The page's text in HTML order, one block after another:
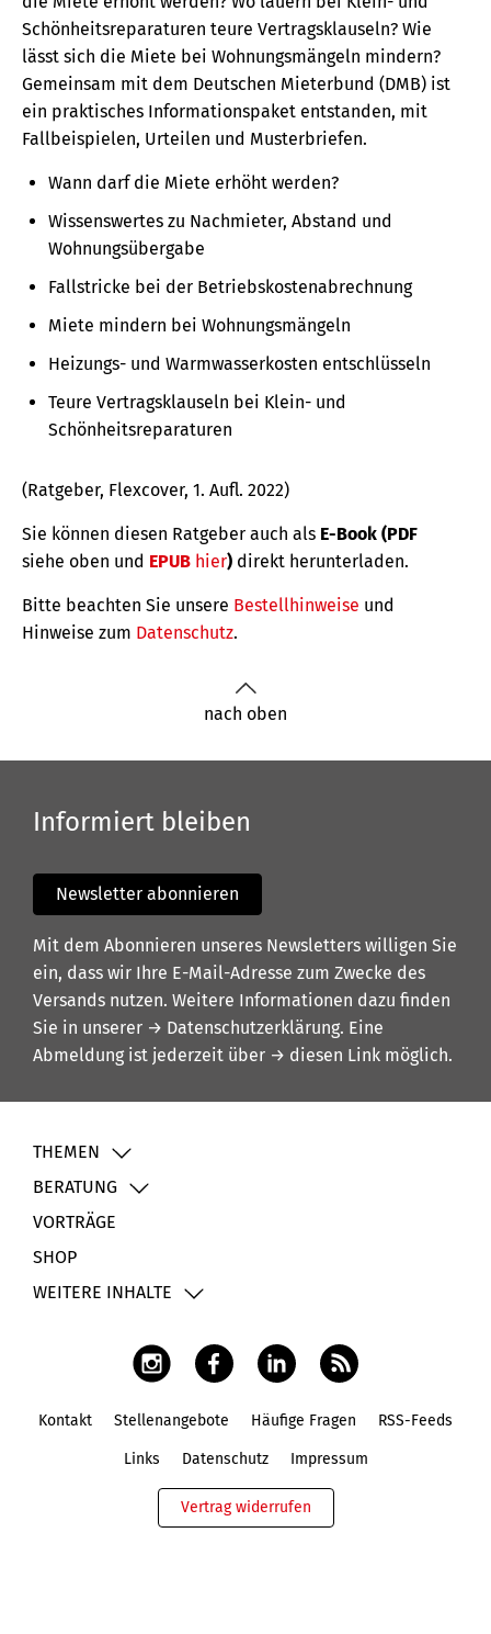
Schönheitsreparaturen teure Vertragsklauseln? Wie
lässt sich die Miete bei Wohnungsmängeln mindern?
Gemeinsam mit dem Deutschen Mieterbund (DMB) ist
ein praktisches Informationspaket entstanden, mit
Fallbeispielen, Urteilen und Musterbriefen.
Wann darf die Miete erhöht werden?
Wissenswertes zu Nachmieter, Abstand und
Wohnungsübergabe
Fallstricke bei der Betriebskostenabrechnung
Miete mindern bei Wohnungsmängeln
Heizungs- und Warmwasserkosten entschlüsseln
Teure Vertragsklauseln bei Klein- und
Schönheitsreparaturen
(Ratgeber, Flexcover, 1. Aufl. 2022)
Sie können diesen Ratgeber auch als E-Book (PDF
siehe oben und EPUB hier) direkt herunterladen.
Bitte beachten Sie unsere Bestellhinweise und
Hinweise zum Datenschutz.
nach oben
Informiert bleiben
Newsletter abonnieren
Mit dem Abonnieren unseres Newsletters willigen Sie
ein, dass wir Ihre E-Mail-Adresse zum Zwecke des
Versands nutzen. Weitere Informationen dazu finden
Sie in unserer → Datenschutzerklärung. Eine
Abmeldung ist jederzeit über → diesen Link möglich.
THEMEN
BERATUNG
VORTRÄGE
SHOP
WEITERE INHALTE
Kontakt Stellenangebote Häufige Fragen RSS-Feeds
Links Datenschutz Impressum
Vertrag widerrufen